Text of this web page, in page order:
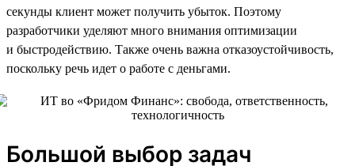
секунды клиент может получить убыток. Поэтому
разработчики уделяют много внимания оптимизации
и быстродействию. Также очень важна отказоустойчивость,
поскольку речь идет о работе с деньгами.
Большой выбор задач